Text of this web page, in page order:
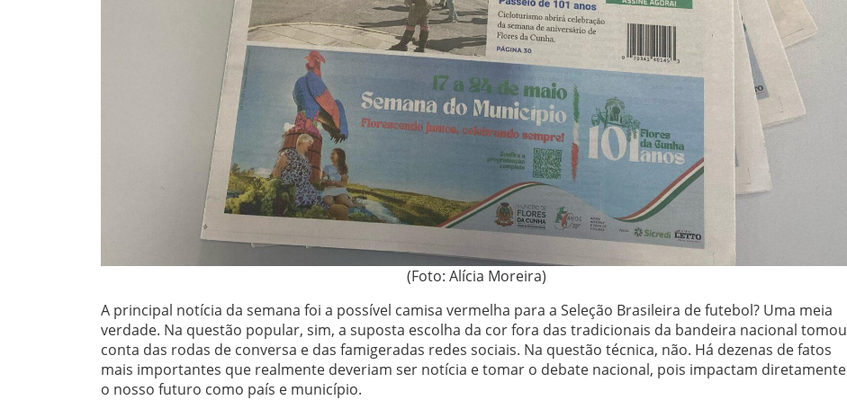
(Foto: Alícia Moreira)
A principal notícia da semana foi a possível camisa vermelha para a Seleção Brasileira de futebol? Uma meia
verdade. Na questão popular, sim, a suposta escolha da cor fora das tradicionais da bandeira nacional tomou
conta das rodas de conversa e das famigeradas redes sociais. Na questão técnica, não. Há dezenas de fatos
mais importantes que realmente deveriam ser notícia e tomar o debate nacional, pois impactam diretamente
o nosso futuro como país e município.